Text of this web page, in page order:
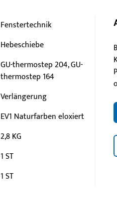
Fenstertechnik
Hebeschiebe
GU-thermostep 204, GU-
thermostep 164
Verlängerung
EV1 Naturfarben eloxiert
2,8 KG
1 ST
1 ST